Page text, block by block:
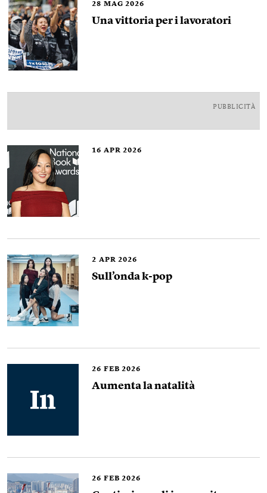
28 MAG 2026
Una vittoria per i lavoratori
PUBBLICITÀ
16 APR 2026
2 APR 2026
Sull’onda k-pop
26 FEB 2026
Aumenta la natalità
26 FEB 2026